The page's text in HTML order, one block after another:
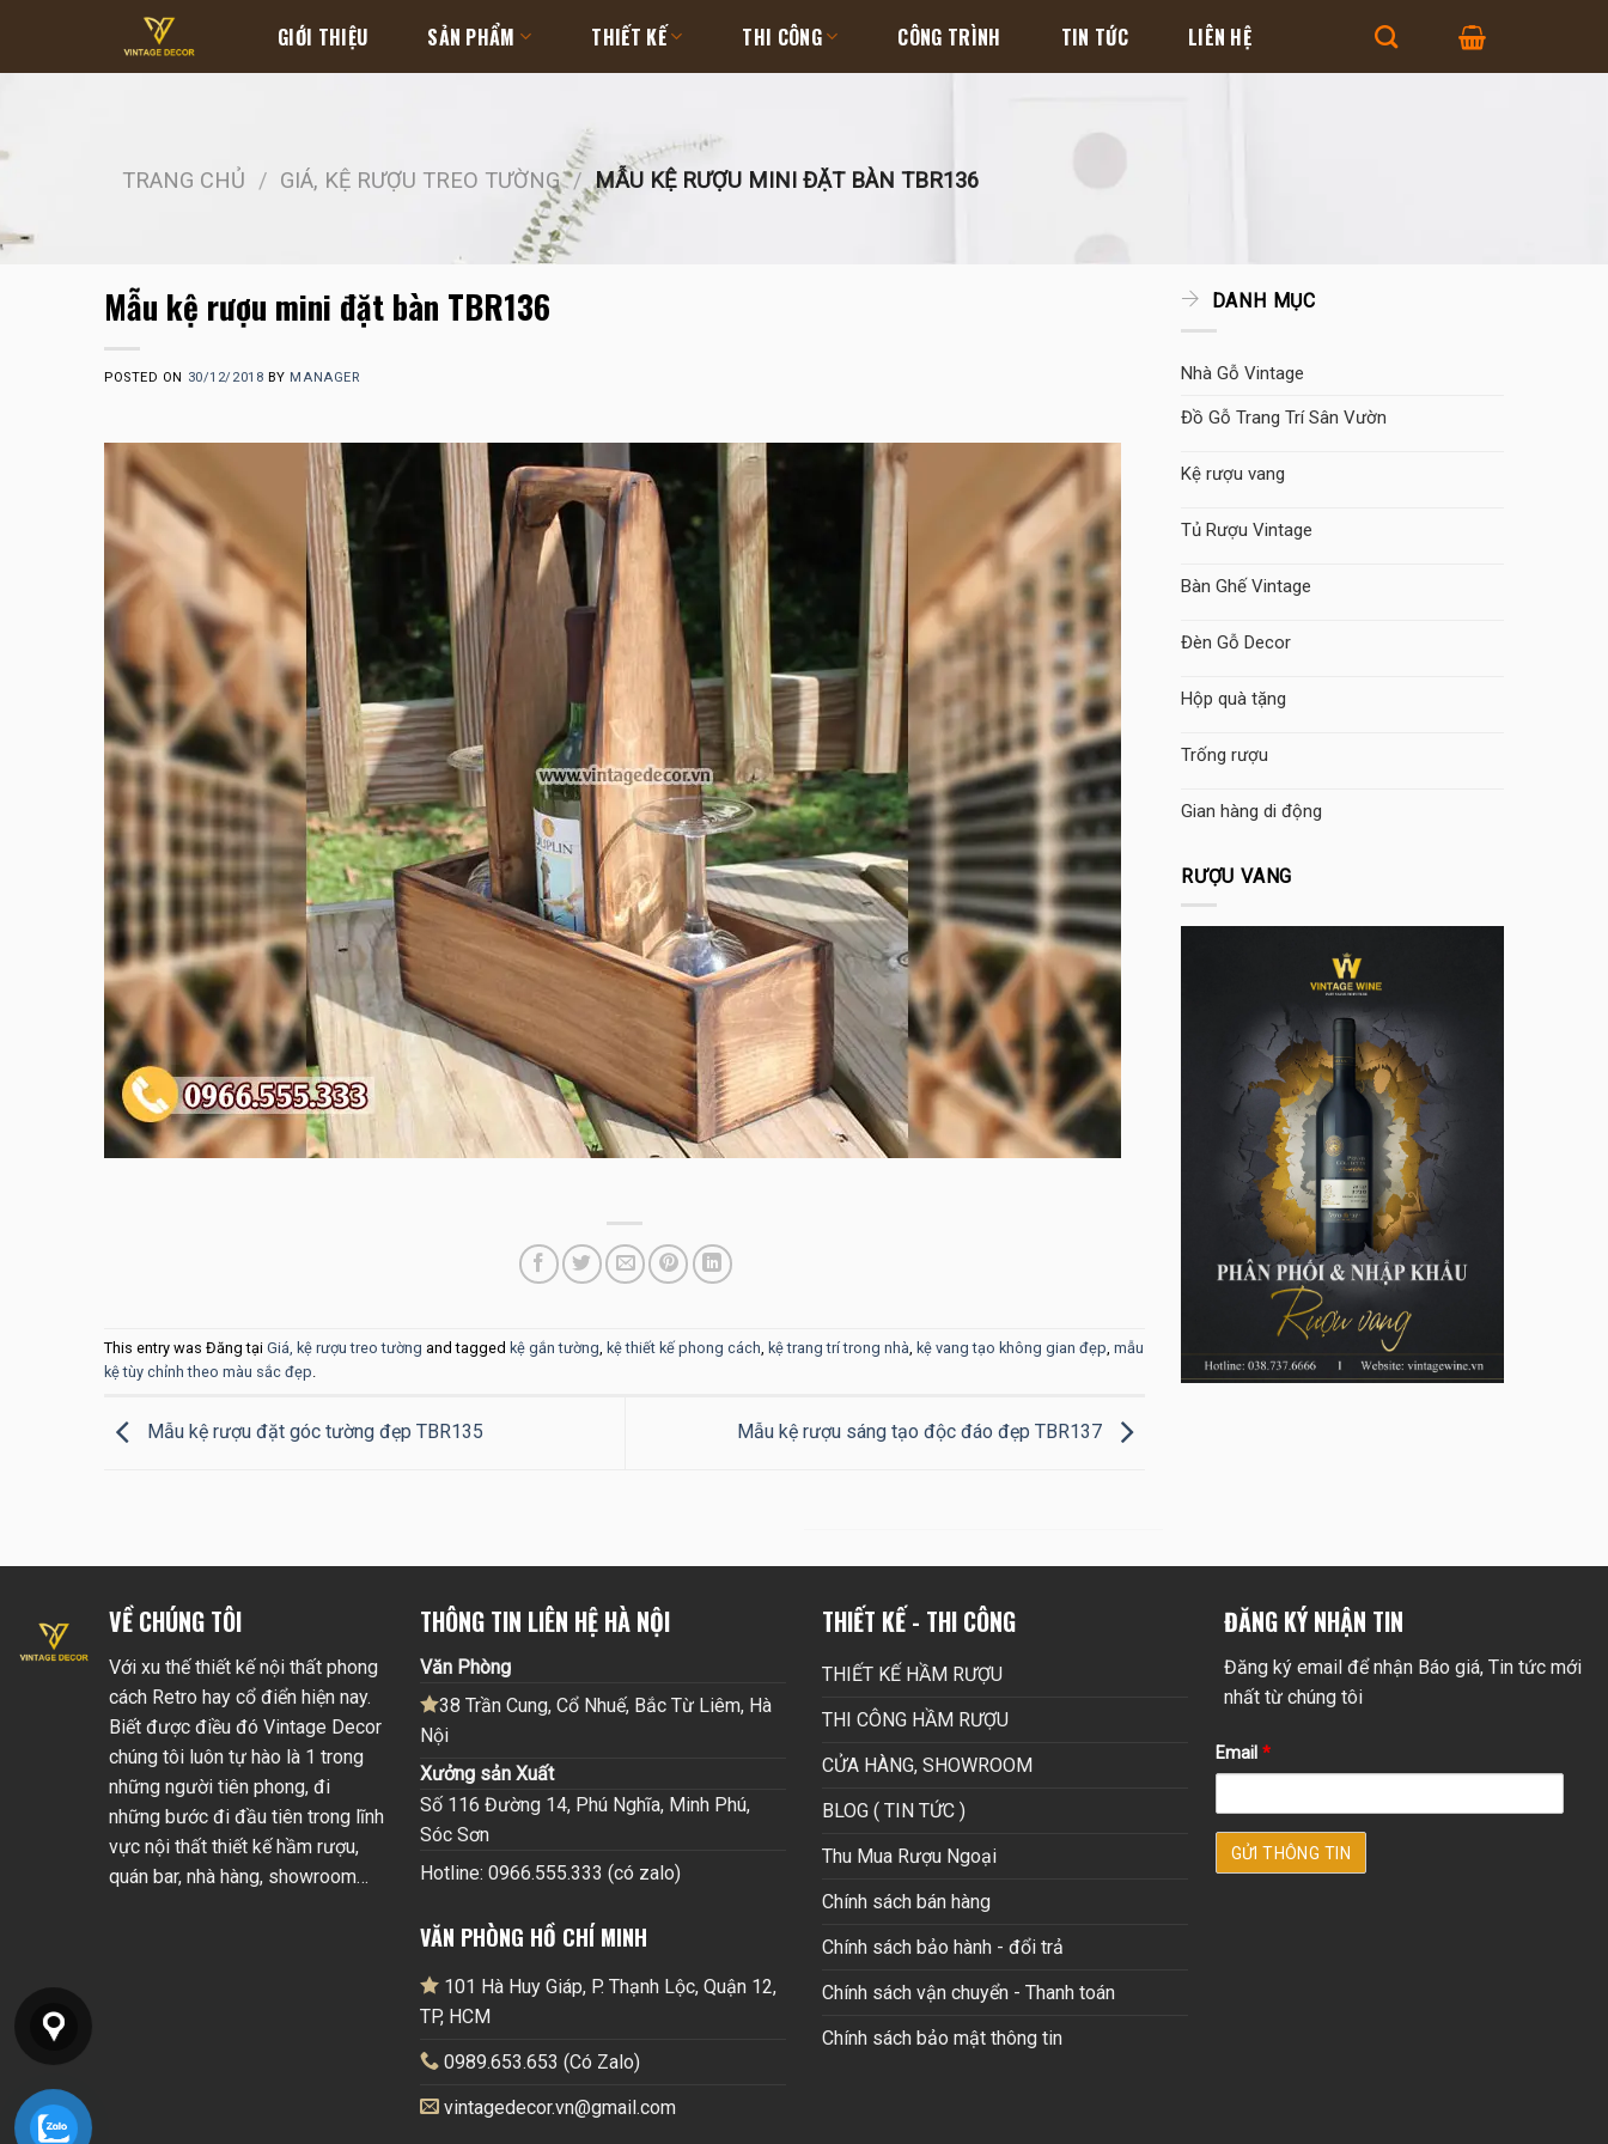
content
GIỚI THIỆU SẢN PHẨM THIẾT KẾ THI CÔNG CÔNG TRÌNH TIN TỨC LIÊN HỆ
TRANG CHỦ / GIÁ, KỆ RƯỢU TREO TƯỜNG / MẪU KỆ RƯỢU MINI ĐẶT BÀN TBR136
Mẫu kệ rượu mini đặt bàn TBR136
POSTED ON 30/12/2018 BY MANAGER
This entry was Đăng tại Giá, kệ rượu treo tường and tagged kệ gắn tường, kệ thiết kế phong cách, kệ trang trí trong nhà, kệ vang tạo không gian đẹp, mẫu
kệ tùy chỉnh theo màu sắc đẹp.
Mẫu kệ rượu đặt góc tường đẹp TBR135 Mẫu kệ rượu sáng tạo độc đáo đẹp TBR137
DANH MỤC
Nhà Gỗ Vintage
Đồ Gỗ Trang Trí Sân Vườn
Kệ rượu vang
Tủ Rượu Vintage
Bàn Ghế Vintage
Đèn Gỗ Decor
Hộp quà tặng
Trống rượu
Gian hàng di động
RƯỢU VANG
VỀ CHÚNG TÔI
Với xu thế thiết kế nội thất phong
cách Retro hay cổ điển hiện nay.
Biết được điều đó Vintage Decor
chúng tôi luôn tự hào là 1 trong
những người tiên phong, đi
những bước đi đầu tiên trong lĩnh
vực nội thất thiết kế hầm rượu,
quán bar, nhà hàng, showroom…
THÔNG TIN LIÊN HỆ HÀ NỘI
Văn Phòng
38 Trần Cung, Cổ Nhuế, Bắc Từ Liêm, Hà
Nội
Xưởng sản Xuất
Số 116 Đường 14, Phú Nghĩa, Minh Phú,
Sóc Sơn
Hotline: 0966.555.333 (có zalo)
VĂN PHÒNG HỒ CHÍ MINH
101 Hà Huy Giáp, P. Thạnh Lộc, Quận 12,
TP, HCM
0989.653.653 (Có Zalo)
vintagedecor.vn@gmail.com
THIẾT KẾ - THI CÔNG
THIẾT KẾ HẦM RƯỢU
THI CÔNG HẦM RƯỢU
CỬA HÀNG, SHOWROOM
BLOG ( TIN TỨC )
Thu Mua Rượu Ngoại
Chính sách bán hàng
Chính sách bảo hành - đổi trả
Chính sách vận chuyển - Thanh toán
Chính sách bảo mật thông tin
ĐĂNG KÝ NHẬN TIN
Đăng ký email để nhận Báo giá, Tin tức mới
nhất từ chúng tôi
Email *